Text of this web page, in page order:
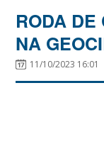
RODA
NA
11/10/2023 16:01